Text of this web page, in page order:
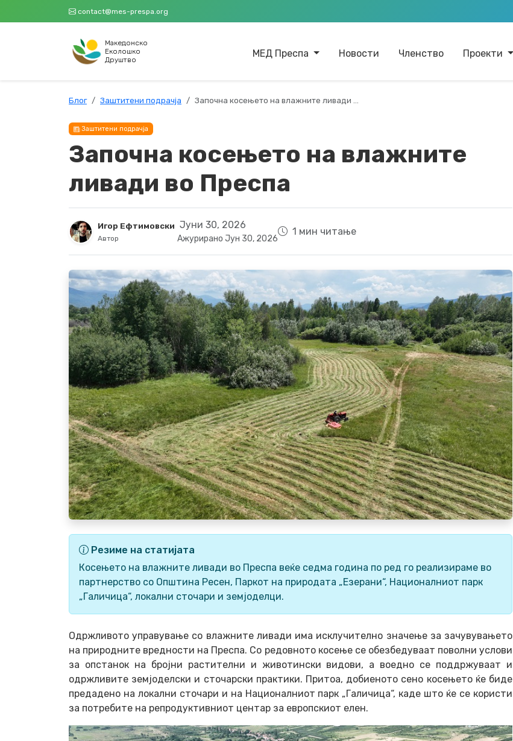
contact@mes-prespa.org
Македонскo
Еколошко
Друштво
МЕД Преспа Новости Членство Проекти
Блог Заштитени подрачја Започна косењето на влажните ливади …
Заштитени подрачја
Започна косењето на влажните
ливади во Преспа
Игор Ефтимовски
Автор
Јуни 30, 2026
Ажурирано Јун 30, 2026
1 мин читање
Резиме на статијата
Косењето на влажните ливади во Преспа веќе седма година по ред го реализираме во
партнерство со Општина Ресен, Паркот на природата „Езерани“, Националниот парк
„Галичица“, локални сточари и земјоделци.
Одржливото управување со влажните ливади има исклучително значење за зачувувањето
на природните вредности на Преспа. Со редовното косење се обезбедуваат поволни услови
за опстанок на бројни растителни и животински видови, а воедно се поддржуваат и
одржливите земјоделски и сточарски практики. Притоа, добиеното сено косењето ќе биде
предадено на локални сточари и на Националниот парк „Галичица“, каде што ќе се користи
за потребите на репродуктивниот центар за европскиот елен.